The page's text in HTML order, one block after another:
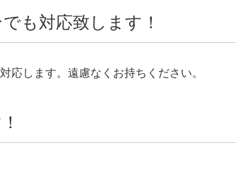
も対応致します！
応します。遠慮なくお持ちください。